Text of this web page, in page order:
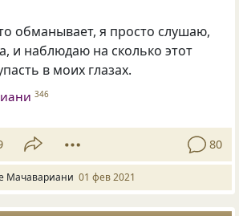
обманывает, я просто слушаю,
и наблюдаю на сколько этот
в моих глазах.
346
80
Мачавариани 01 фев 2021